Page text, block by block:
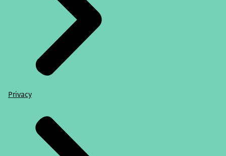
Privacy